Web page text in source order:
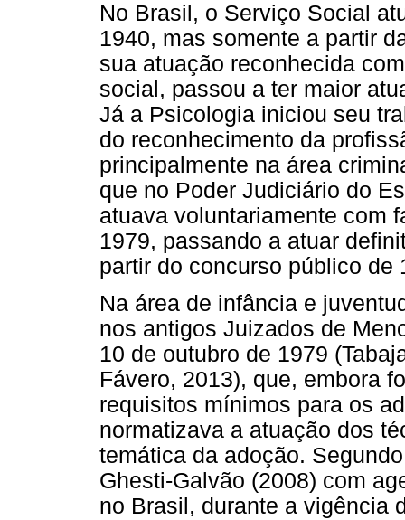
No Brasil, o Serviço Social
1940, mas somente a partir
sua atuação reconhecida
social, passou a ter maior
Já a Psicologia iniciou seu
do reconhecimento da
principalmente na área
que no Poder Judiciário do
atuava voluntariamente com
1979, passando a atuar
partir do concurso público de
Na área de infância e
nos antigos Juizados de
10 de outubro de 1979
Fávero, 2013), que, embora
requisitos mínimos para os
normatizava a atuação dos
temática da adoção.
Ghesti-Galvão (2008) com
no Brasil, durante a vigência